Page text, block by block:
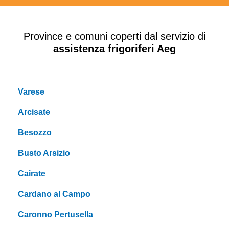
Province e comuni coperti dal servizio di
assistenza frigoriferi Aeg
Varese
Arcisate
Besozzo
Busto Arsizio
Cairate
Cardano al Campo
Caronno Pertusella